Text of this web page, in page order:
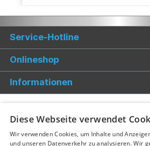
Service-Hotline
Onlineshop
Informationen
Diese Webseite verwendet
Wir verwenden Cookies, um Inhalte und
und unseren Datenverkehr zu analysieren. Wir